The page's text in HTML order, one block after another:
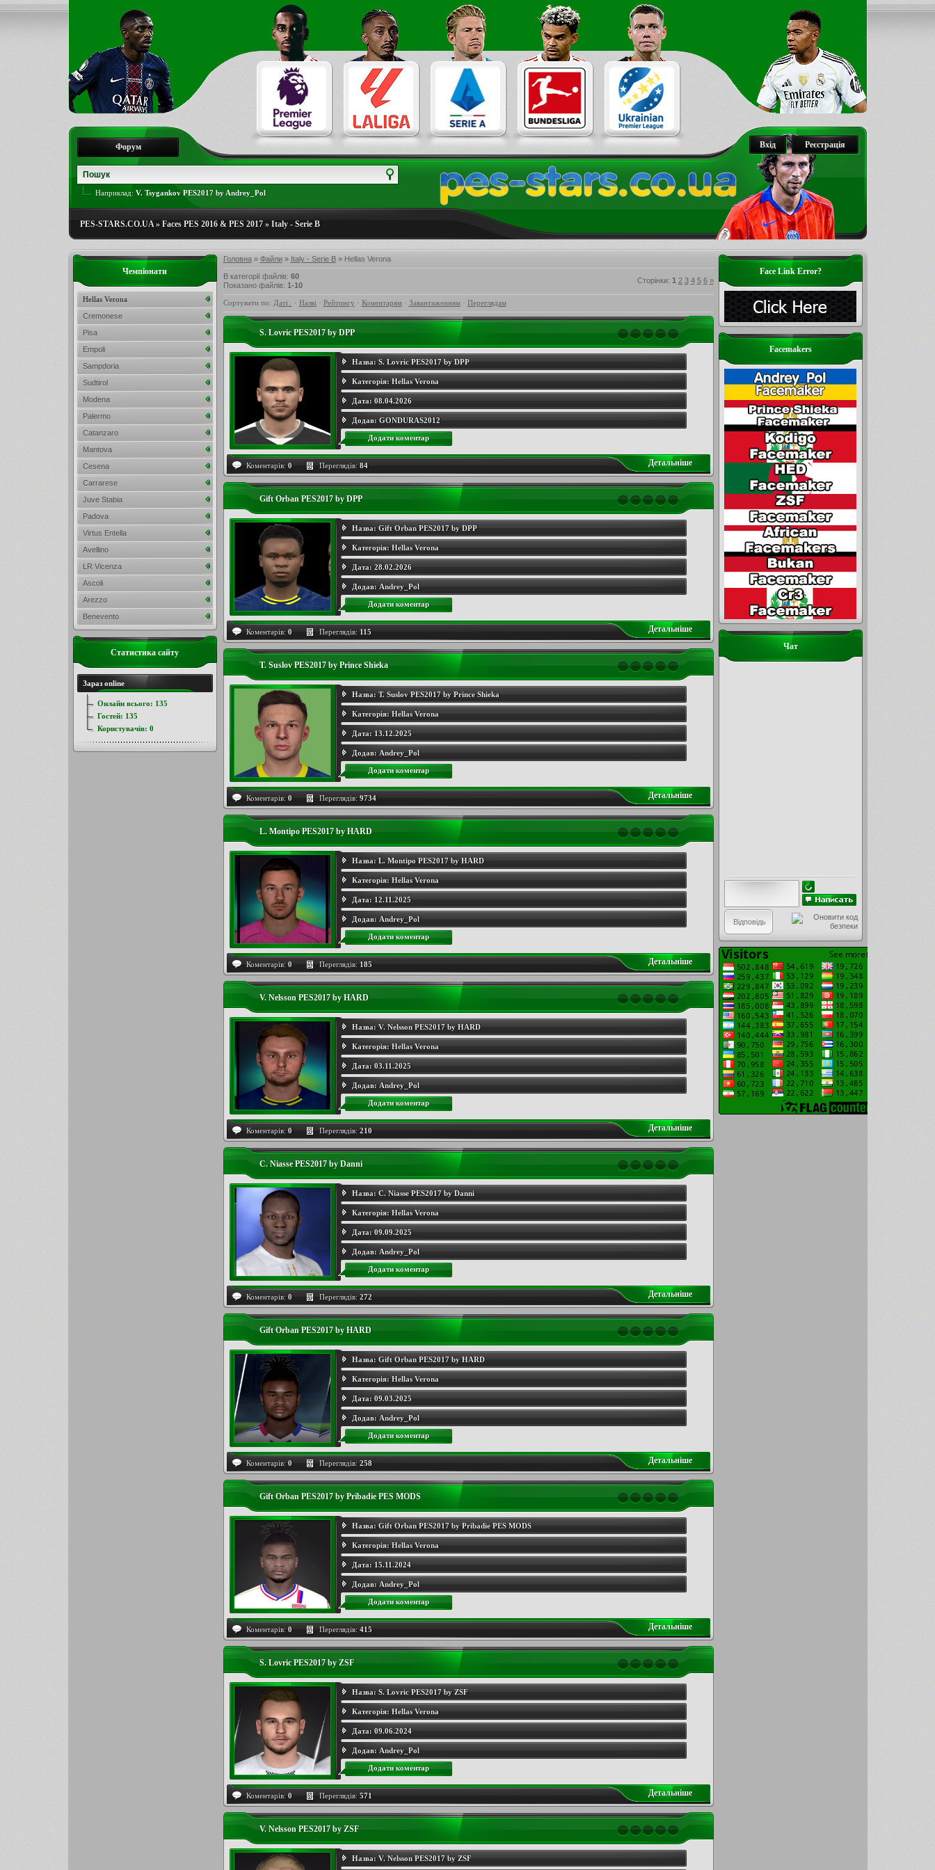
Реєстрація
Вхід
Форум
Наприклад: V. Tsygankov PES2017 by Andrey_Pol
PES-STARS.CO.UA» Faces PES 2016 & PES 2017» Italy - Serie B
Головна» Файли» Italy - Serie B» Hellas Verona
В категорії файлів: 60
Показано файлів: 1-10
Сторінки: 1 2 3 4 5 6 »
Сортувати по: Даті · Назві · Рейтингу · Коментарям· Завантаженням· Переглядам
S. Lovric PES2017 by DPP
Назва: S. Lovric PES2017 by DPP
Категорія: Hellas Verona
Дата: 08.04.2026
Додав: GONDURAS2012
Додати коментар
Коментарів: 0 Переглядів: 84 Детальнiше
Gift Orban PES2017 by DPP
Назва: Gift Orban PES2017 by DPP
Категорія: Hellas Verona
Дата: 28.02.2026
Додав: Andrey_Pol
Додати коментар
Коментарів: 0 Переглядів: 115 Детальнiше
T. Suslov PES2017 by Prince Shieka
Назва: T. Suslov PES2017 by Prince Shieka
Категорія: Hellas Verona
Дата: 13.12.2025
Додав: Andrey_Pol
Додати коментар
Коментарів: 0 Переглядів: 9734 Детальнiше
L. Montipo PES2017 by HARD
Назва: L. Montipo PES2017 by HARD
Категорія: Hellas Verona
Дата: 12.11.2025
Додав: Andrey_Pol
Додати коментар
Коментарів: 0 Переглядів: 185 Детальнiше
V. Nelsson PES2017 by HARD
Назва: V. Nelsson PES2017 by HARD
Категорія: Hellas Verona
Дата: 03.11.2025
Додав: Andrey_Pol
Додати коментар
Коментарів: 0 Переглядів: 210 Детальнiше
C. Niasse PES2017 by Danni
Назва: C. Niasse PES2017 by Danni
Категорія: Hellas Verona
Дата: 09.09.2025
Додав: Andrey_Pol
Додати коментар
Коментарів: 0 Переглядів: 272 Детальнiше
Gift Orban PES2017 by HARD
Назва: Gift Orban PES2017 by HARD
Категорія: Hellas Verona
Дата: 09.03.2025
Додав: Andrey_Pol
Додати коментар
Коментарів: 0 Переглядів: 258 Детальнiше
Gift Orban PES2017 by Pribadie PES MODS
Назва: Gift Orban PES2017 by Pribadie PES MODS
Категорія: Hellas Verona
Дата: 15.11.2024
Додав: Andrey_Pol
Додати коментар
Коментарів: 0 Переглядів: 415 Детальнiше
S. Lovric PES2017 by ZSF
Назва: S. Lovric PES2017 by ZSF
Категорія: Hellas Verona
Дата: 09.06.2024
Додав: Andrey_Pol
Додати коментар
Коментарів: 0 Переглядів: 571 Детальнiше
V. Nelsson PES2017 by ZSF
Назва: V. Nelsson PES2017 by ZSF
Face Link Error?
Facemakers
Чат
Чемпіонати
Hellas Verona
Cremonese
Pisa
Empoli
Sampdoria
Sudtirol
Modena
Palermo
Catanzaro
Mantova
Cesena
Carrarese
Juve Stabia
Padova
Virtus Entella
Avellino
LR Vicenza
Ascoli
Arezzo
Benevento
Статистика сайту
Зараз online
Онлайн всього: 135
Гостей: 135
Користувачів: 0